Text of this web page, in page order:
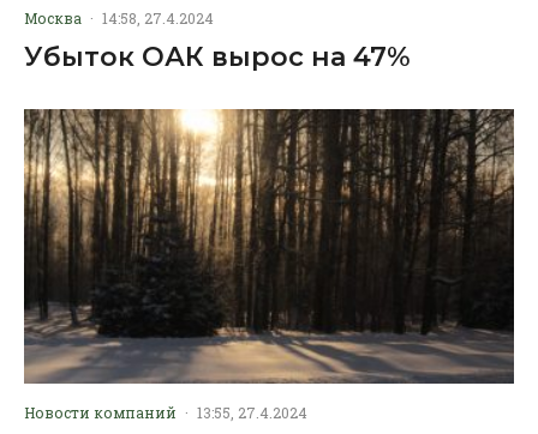
Москва · 14:58, 27.4.2024
Убыток ОАК вырос на 47%
Новости компаний · 13:55, 27.4.2024